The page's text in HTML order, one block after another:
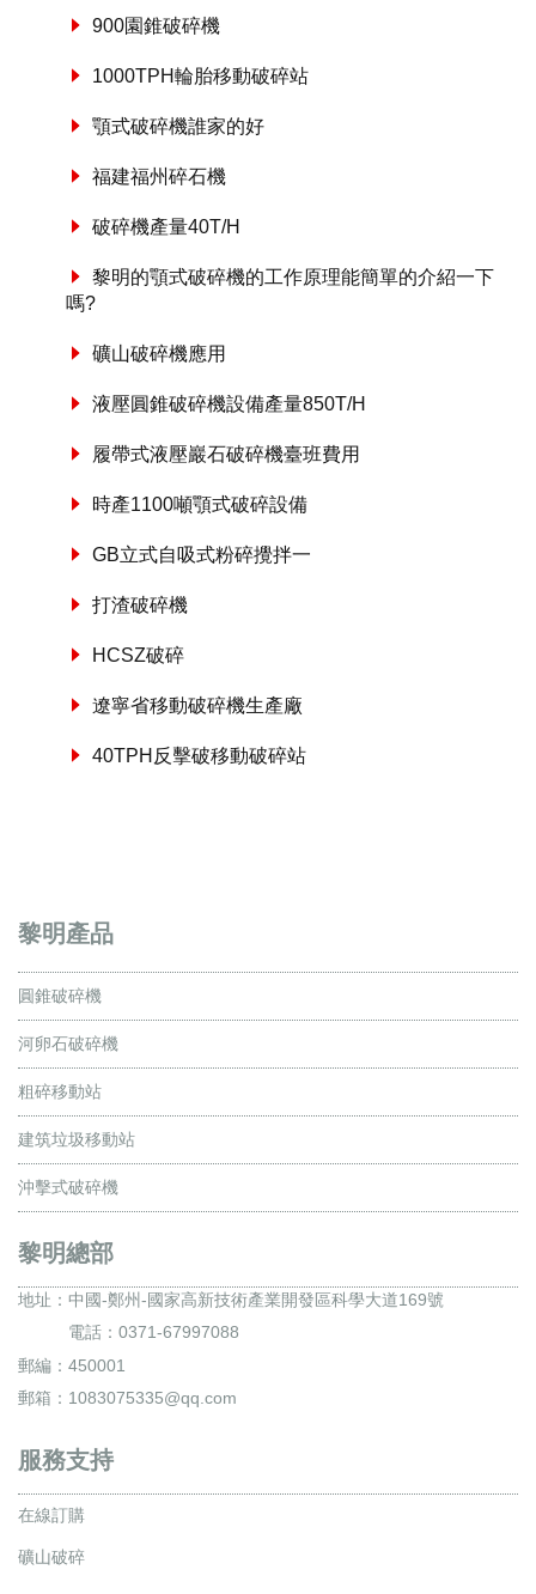
900園錐破碎機
1000TPH輪胎移動破碎站
顎式破碎機誰家的好
福建福州碎石機
破碎機產量40T/H
黎明的顎式破碎機的工作原理能簡單的介紹一下
嗎?
礦山破碎機應用
液壓圓錐破碎機設備產量850T/H
履帶式液壓巖石破碎機臺班費用
時產1100噸顎式破碎設備
GB立式自吸式粉碎攪拌一
打渣破碎機
HCSZ破碎
遼寧省移動破碎機生產廠
40TPH反擊破移動破碎站
黎明產品
圓錐破碎機
河卵石破碎機
粗碎移動站
建筑垃圾移動站
沖擊式破碎機
黎明總部
地址： 中國-鄭州-國家高新技術產業開發區科學大道169號
電話：0371-67997088
郵編：450001
郵箱：1083075335@qq.com
服務支持
在線訂購
礦山破碎